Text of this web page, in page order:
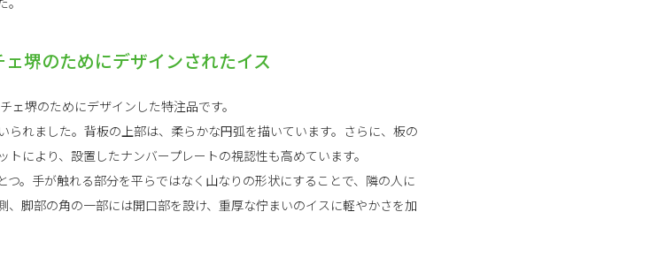
堺のためにデザインされたイス
堺のためにデザインした特注品です。
れました。背板の上部は、柔らかな円弧を描いています。さらに、板の
により、設置したナンバープレートの視認性も高めています。
。手が触れる部分を平らではなく山なりの形状にすることで、隣の人に
脚部の角の一部には開口部を設け、重厚な佇まいのイスに軽やかさを加